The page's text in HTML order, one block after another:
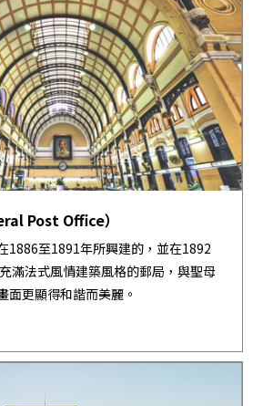
Post Office）
1886至1891年所興建的，並在1892
滿法式風情建築風格的郵局，與聖母
面更顯得和諧而美麗。